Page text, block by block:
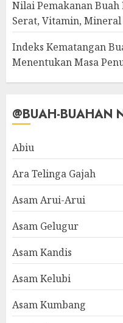
Nilai Pemakanan Buah
Serat, Vitamin,
Indeks Kematangan
Menentukan Masa
@BUAH-BUAHAN
Abiu
Ara Telinga Gajah
Asam Arui-Arui
Asam Gelugur
Asam Kandis
Asam Kelubi
Asam Kumbang